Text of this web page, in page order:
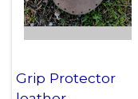
Grip Protector